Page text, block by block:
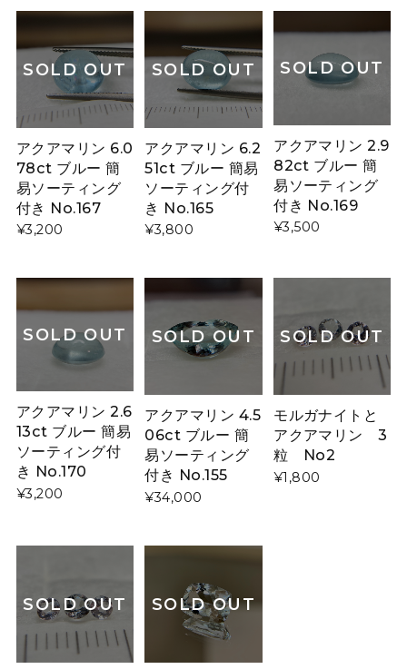
SOLD OUT
アクアマリン 6.0
78ct ブルー 簡
易ソーティング
付き No.167
¥3,200
SOLD OUT
アクアマリン 6.2
51ct ブルー 簡易
ソーティング付
き No.165
¥3,800
SOLD OUT
アクアマリン 2.9
82ct ブルー 簡
易ソーティング
付き No.169
¥3,500
SOLD OUT
アクアマリン 2.6
13ct ブルー 簡易
ソーティング付
き No.170
¥3,200
SOLD OUT
アクアマリン 4.5
06ct ブルー 簡
易ソーティング
付き No.155
¥34,000
SOLD OUT
モルガナイトと
アクアマリン 3
粒 No2
¥1,800
SOLD OUT SOLD OUT